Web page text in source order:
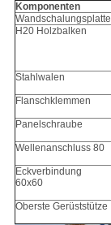
Komponenten
Wandschalungsplatte
H20 Holzbalken
Stahlwalen
Flanschklemmen
Panelschraube
Wellenanschluss 80
Eckverbindung
60x60
Oberste Gerüststütze